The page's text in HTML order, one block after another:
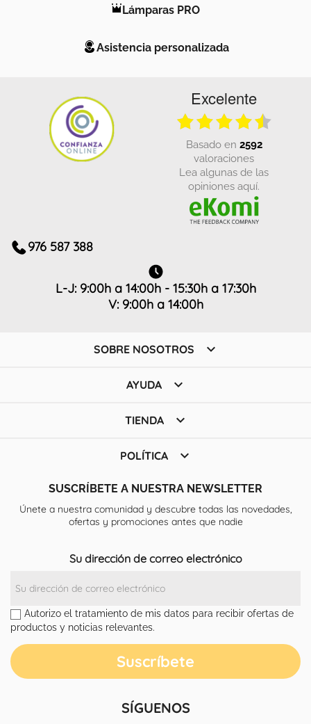
Lámparas PRO
Asistencia personalizada
Excelente
basado en 2592
valoraciones
Lea algunas de las
opiniones aquí.
976 587 388
L-J: 9:00h a 14:00h - 15:30h a 17:30h
V: 9:00h a 14:00h
SOBRE NOSOTROS 
AYUDA 
TIENDA 
POLÍTICA 
SUSCRÍBETE A NUESTRA NEWSLETTER
Únete a nuestra comunidad y descubre todas las novedades,
ofertas y promociones antes que nadie
Su dirección de correo electrónico
Autorizo el tratamiento de mis datos para recibir ofertas de
productos y noticias relevantes.
SÍGUENOS